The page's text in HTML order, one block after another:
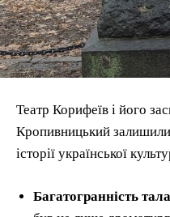
Театр Корифеїв і його
Кропивницький залишили
історії української
Багатогранність